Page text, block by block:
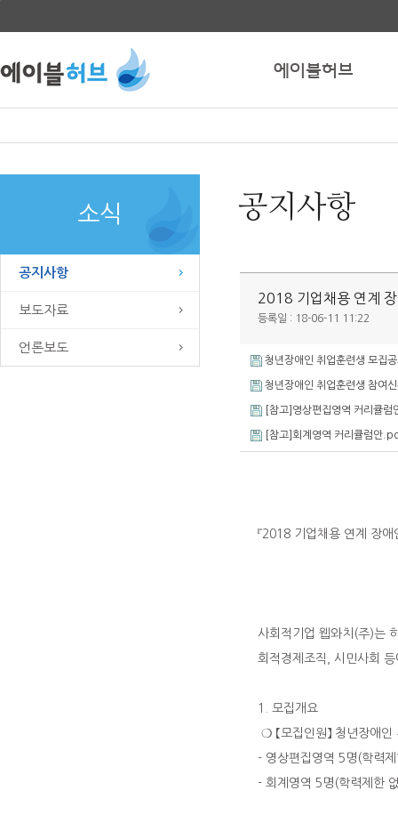
바로가기
에이블허브
소식
공지사항
보도자료
언론보도
공지사항
2018 기업채용 연계
등록일 : 18-06-11 11:22
청년장애인 취업훈련생 모집
청년장애인 취업훈련생 참여
[참고]영상편집영역 커리큘
[참고]회계영역 커리큘럼안
『2018 기업채용 연계 장애
사회적기업 웹와치(주)는
회적경제조직, 시민사회
1. 모집개요
❍ 【모집인원】 청년장애
- 영상편집영역 5명(학력
- 회계영역 5명(학력제한